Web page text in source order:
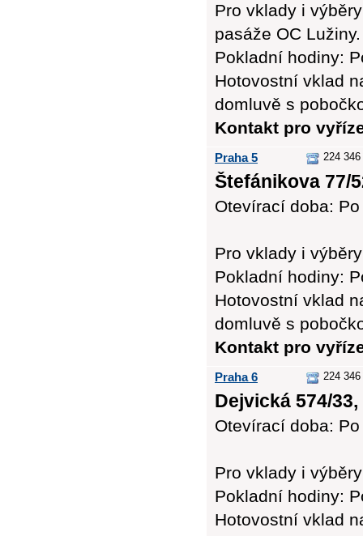
Pro vklady i
pasáže OC Lužiny.
Pokladní hodiny:
Hotovostní vklad
domluvě s
Kontakt pro
Praha 5 224
Štefánikova 77/
Otevírací doba:
Pro vklady i
Pokladní hodiny:
Hotovostní vklad
domluvě s
Kontakt pro
Praha 6 224
Dejvická 574/33,
Otevírací doba:
Pro vklady i
Pokladní hodiny:
Hotovostní vklad